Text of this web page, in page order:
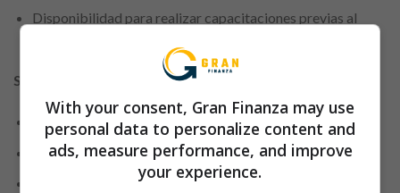
Disponibilidad para realizar capacitaciones previas al
Se ofrece
Bonos de puntualidad.
Sueldo acorde al mercado.
Oportunidad de hacer línea de carrera.
With your consent, Gran Finanza may use
personal data to personalize content and
ads, measure performance, and improve
your experience.